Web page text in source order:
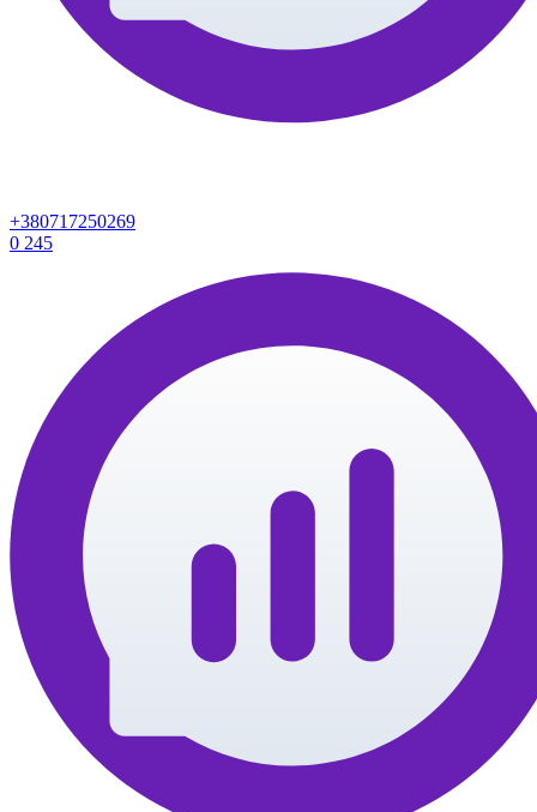
+380717250269
0 245